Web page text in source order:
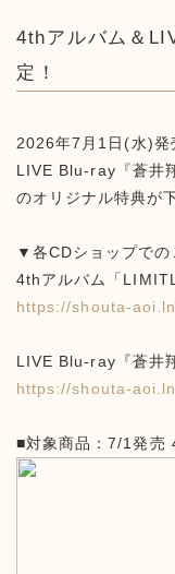
4thアルバム＆
定！
2026年7月1日(水)発
LIVE Blu-ray『蒼井
のオリジナル特典が
▼各CDショップでの
4thアルバム「
https://shouta-
LIVE Blu-ray『蒼井
https://shouta-
■対象商品：7/1発売